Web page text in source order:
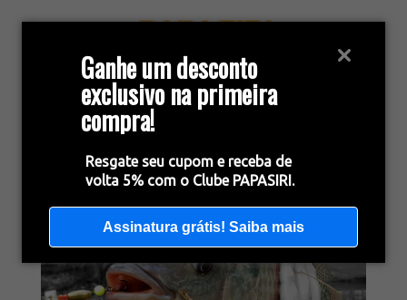
Ganhe um desconto
exclusivo na primeira
compra!
Resgate seu cupom e receba de
volta 5% com o Clube PAPASIRI.
Assinatura grátis! Saiba mais